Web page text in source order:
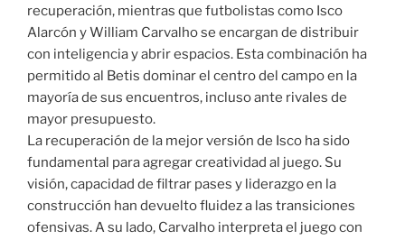
recuperación, mientras que futbolistas como Isco
Alarcón y William Carvalho se encargan de distribuir
con inteligencia y abrir espacios. Esta combinación ha
permitido al Betis dominar el centro del campo en la
mayoría de sus encuentros, incluso ante rivales de
mayor presupuesto.
La recuperación de la mejor versión de Isco ha sido
fundamental para agregar creatividad al juego. Su
visión, capacidad de filtrar pases y liderazgo en la
construcción han devuelto fluidez a las transiciones
ofensivas. A su lado, Carvalho interpreta el juego con